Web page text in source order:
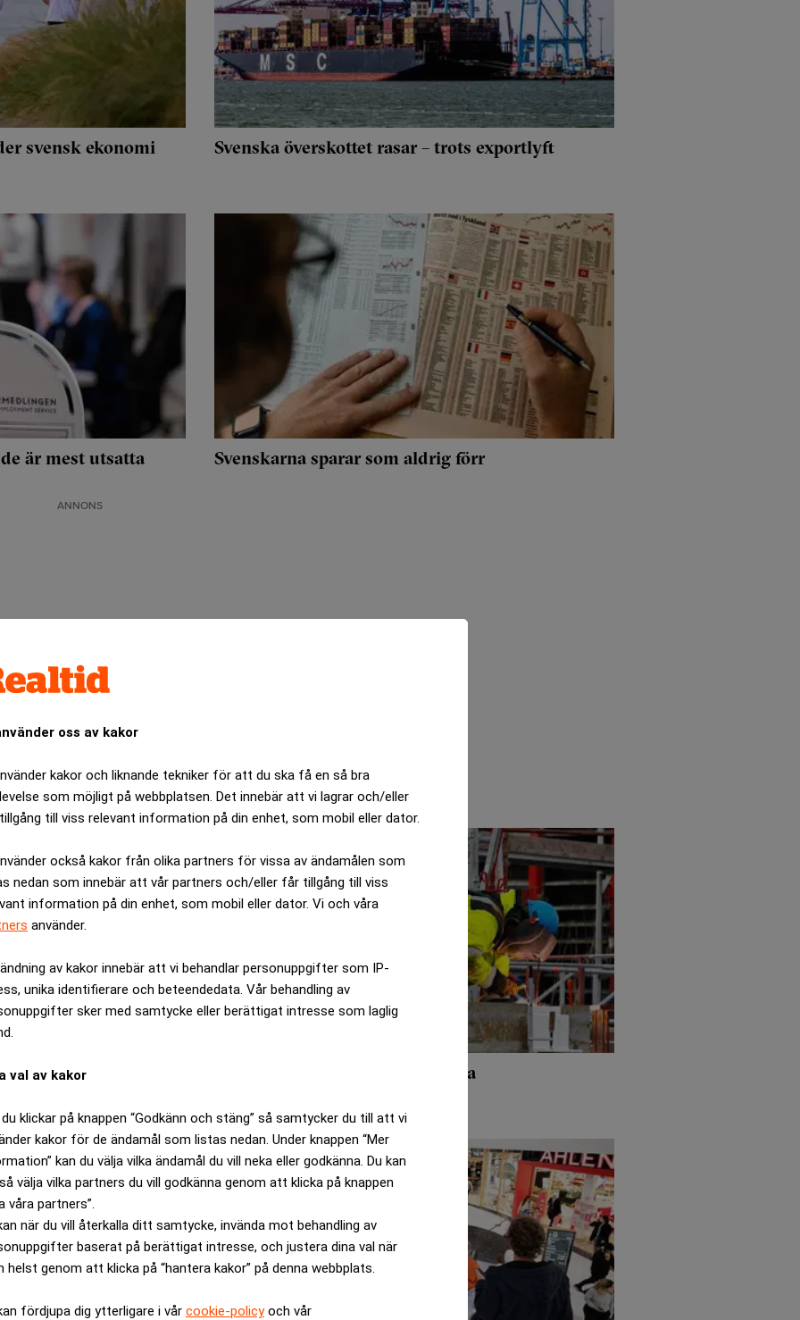
oss av kakor
kakor och liknande tekniker för att du ska få en så bra
som möjligt på webbplatsen. Det innebär att vi lagrar och/eller
till viss relevant information på din enhet, som mobil eller dator.
också kakor från olika partners för vissa av ändamålen som
nedan som innebär att vår partners och/eller får tillgång till viss
information på din enhet, som mobil eller dator. Vi och våra
använder.
av kakor innebär att vi behandlar personuppgifter som IP-
unika identifierare och beteendedata. Vår behandling av
sker med samtycke eller berättigat intresse som laglig
val av kakor
klickar på knappen “Godkänn och stäng” så samtycker du till att vi
kakor för de ändamål som listas nedan. Under knappen “Mer
kan du välja vilka ändamål du vill neka eller godkänna. Du kan
välja vilka partners du vill godkänna genom att klicka på knappen
våra partners”.
när du vill återkalla ditt samtycke, invända mot behandling av
baserat på berättigat intresse, och justera dina val när
helst genom att klicka på “hantera kakor” på denna webbplats.
fördjupa dig ytterligare i vår cookie-policyoch vår
svensk ekonomi
Svenska överskottet rasar – trots exportlyft
är mest utsatta Svenskarna sparar som aldrig förr
ANNONS
– de får en större
Elpriserna får byggnotan att rusa